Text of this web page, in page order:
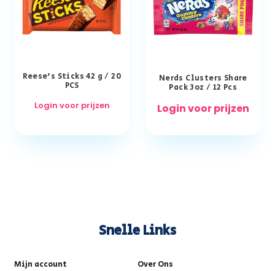
Reese’s Sticks 42 g / 20
PCS
Login voor prijzen
Nerds Clusters Share
Pack 3oz / 12 Pcs
Login voor prijzen
Snelle Links
Mijn account
Over Ons